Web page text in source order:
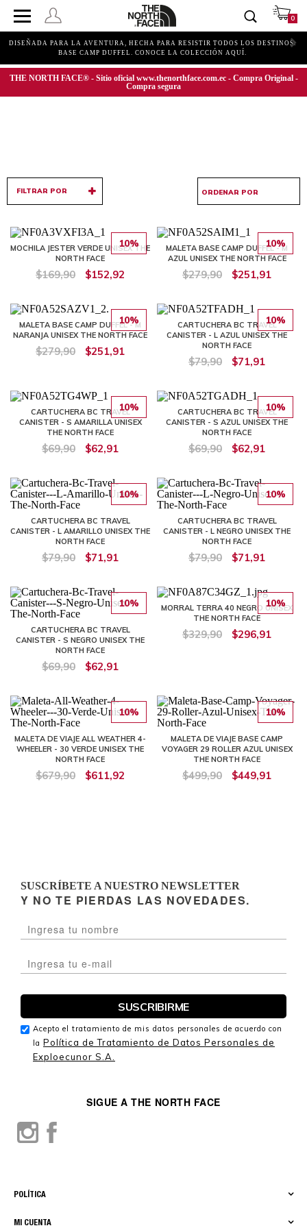
0
DISEÑADA PARA LA AVENTURA, HECHA PARA RESISTIR TODOS LOS DESTINOS.
BASE CAMP DUFFEL. CONOCE LA COLECCIÓN AQUÍ.
THE NORTH FACE® - Sitio oficial www.thenorthface.com.ec - Compra Original -
Compra segura
FILTRAR POR
10%
MOCHILA JESTER VERDE UNISEX THE
NORTH FACE
$169,90 $152,92
10%
MALETA BASE CAMP DUFFEL - M
AZUL UNISEX THE NORTH FACE
$279,90 $251,91
10%
MALETA BASE CAMP DUFFEL - M
NARANJA UNISEX THE NORTH FACE
$279,90 $251,91
10%
CARTUCHERA BC TRAVEL
CANISTER - L AZUL UNISEX THE
NORTH FACE
$79,90 $71,91
10%
CARTUCHERA BC TRAVEL
CANISTER - S AMARILLA UNISEX
THE NORTH FACE
$69,90 $62,91
10%
CARTUCHERA BC TRAVEL
CANISTER - S AZUL UNISEX THE
NORTH FACE
$69,90 $62,91
10%
CARTUCHERA BC TRAVEL
CANISTER - L AMARILLO UNISEX THE
NORTH FACE
$79,90 $71,91
10%
CARTUCHERA BC TRAVEL
CANISTER - L NEGRO UNISEX THE
NORTH FACE
$79,90 $71,91
10%
CARTUCHERA BC TRAVEL
CANISTER - S NEGRO UNISEX THE
NORTH FACE
$69,90 $62,91
10%
MORRAL TERRA 40 NEGRO UNISEX
THE NORTH FACE
$329,90 $296,91
10%
MALETA DE VIAJE ALL WEATHER 4-
WHEELER - 30 VERDE UNISEX THE
NORTH FACE
$679,90 $611,92
10%
MALETA DE VIAJE BASE CAMP
VOYAGER 29 ROLLER AZUL UNISEX
THE NORTH FACE
$499,90 $449,91
MI CUENTA
POLÍTICA
SIGUE A THE NORTH FACE
SUSCRÍBETE A NUESTRO NEWSLETTER
Y NO TE PIERDAS LAS NOVEDADES.
Acepto el tratamiento de mis datos personales de acuerdo con
la Política de Tratamiento de Datos Personales de
Exploecunor S.A.